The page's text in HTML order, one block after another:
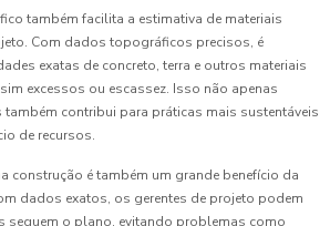
também facilita a estimativa de materiais
Com dados topográficos precisos, é
exatas de concreto, terra e outros materiais
excessos ou escassez. Isso não apenas
também contribui para práticas mais sustentáveis
de recursos.
construção é também um grande benefício da
dados exatos, os gerentes de projeto podem
seguem o plano, evitando problemas como